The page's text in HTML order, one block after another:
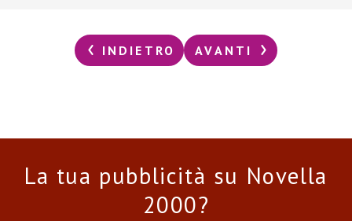
INDIETRO AVANTI
La tua pubblicità su Novella
2000?